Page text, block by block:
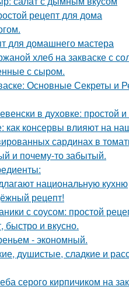
рецепт для дома
для домашнего мастера
хлеб на закваске с
с сыром.
Основные Секреты и
в духовке: простой
как консервы влияют на
сардинах в
и почему-то забытый.
национальную кухню
рецепт!
с соусом: простой
быстро и вкусно.
- экономный.
душистые, сладкие и
серого кирпичиком на